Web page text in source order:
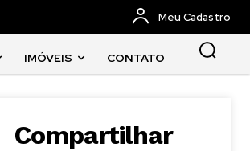
Meu Cadastro
IMÓVEIS CONTATO
Compartilhar